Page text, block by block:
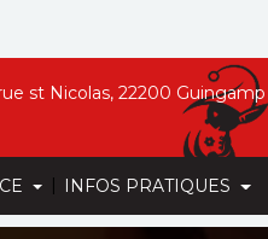
| INFOS PRATIQUES
st Nicolas, 22200 Guingamp